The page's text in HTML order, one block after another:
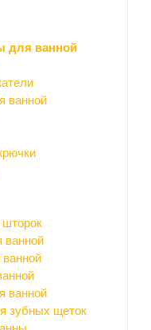
для ванной
ванной
ванной
ванной
зубных щеток
ленты
мембрана